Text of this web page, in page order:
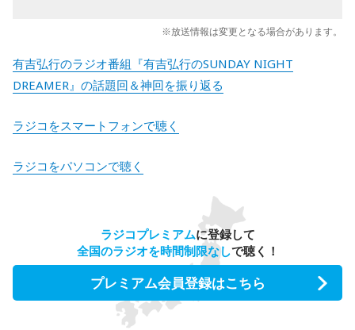
※放送情報は変更となる場合があります。
有吉弘行のラジオ番組『有吉弘行のSUNDAY NIGHT
DREAMER』の話題回＆神回を振り返る
ラジコをスマートフォンで聴く
ラジコをパソコンで聴く
ラジコプレミアムに登録して
全国のラジオを時間制限なしで聴く！
プレミアム会員登録はこちら